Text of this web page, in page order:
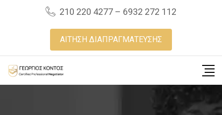
210 220 4277 – 6932 272 112
ΑΙΤΗΣΗ ΔΙΑΠΡΑΓΜΑΤΕΥΣΗΣ